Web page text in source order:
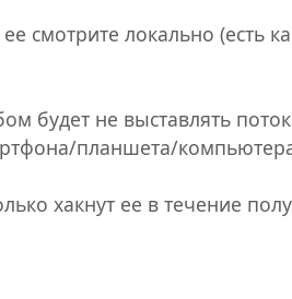
смотрите локально (есть
будет не выставлять поток
планшета/
хакнут ее в течение